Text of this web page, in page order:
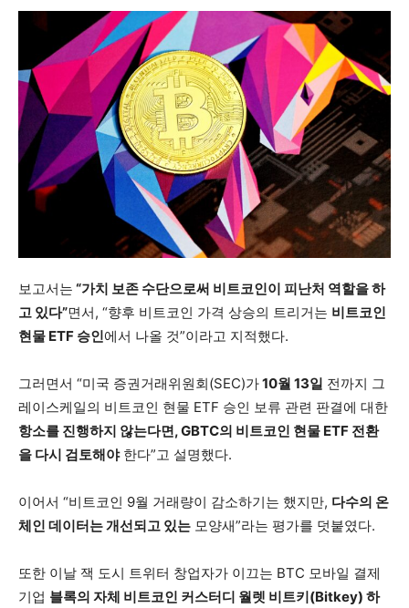
보고서는 “가치 보존 수단으로써 비트코인이 피난처 역할을 하
고 있다”면서, “향후 비트코인 가격 상승의 트리거는 비트코인
현물 ETF 승인에서 나올 것”이라고 지적했다.
그러면서 “미국 증권거래위원회(SEC)가10월 13일 전까지 그
레이스케일의 비트코인 현물 ETF 승인 보류 관련 판결에 대한
항소를 진행하지 않는다면, GBTC의 비트코인 현물 ETF 전환
을 다시 검토해야한다”고 설명했다.
이어서 “비트코인 9월 거래량이 감소하기는 했지만, 다수의 온
체인 데이터는 개선되고 있는 모양새”라는 평가를 덧붙였다.
또한 이날 잭 도시 트위터 창업자가 이끄는 BTC 모바일 결제
기업 블록의 자체 비트코인 커스터디 월렛 비트키(Bitkey) 하